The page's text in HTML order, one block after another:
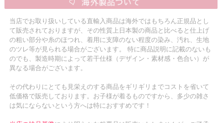
当店でお取り扱いしている直輸入商品は海外ではもちろん正規品とし
て販売されておりますが、その性質上日本製の商品と比べると仕上げ
の粗い部分や糸のほつれ、着用に支障のない程度の染み、汚れ、生地
のツレ等が見られる場合がございます。 特に商品説明に記載のないも
のでも、製造時期によって若干仕様（デザイン・素材感・色合い）が
異なる場合がございます。
その代わりにとても見栄えのする商品をギリギリまでコストを省いて
低価格で販売しております。お子様が着るものですから、多少の雑さ
は気にならないという方へは特におすすめです！